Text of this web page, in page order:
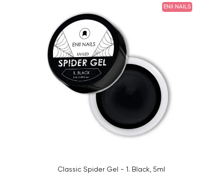
ENII NAILS
Classic Spider Gel - 1. Black, 5ml